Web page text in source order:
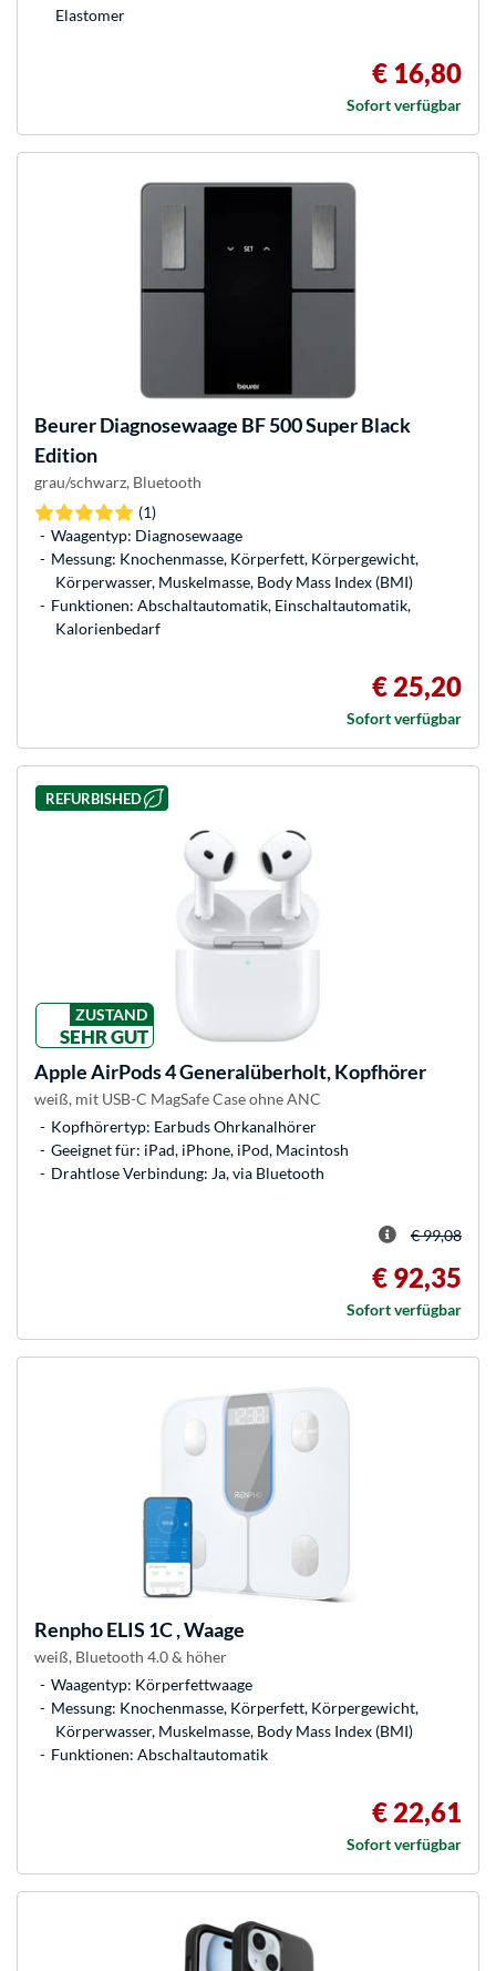
Elastomer
€ 16,80
Sofort verfügbar
BeurerDiagnosewaage BF 500 Super Black
Edition
grau/schwarz, Bluetooth
(1)
Waagentyp: Diagnosewaage
Messung: Knochenmasse, Körperfett, Körpergewicht,
Körperwasser, Muskelmasse, Body Mass Index (BMI)
Funktionen: Abschaltautomatik, Einschaltautomatik,
Kalorienbedarf
€ 25,20
Sofort verfügbar
REFURBISHED
ZUSTAND
SEHR GUT
AppleAirPods 4 Generalüberholt, Kopfhörer
weiß, mit USB-C MagSafe Case ohne ANC
Kopfhörertyp: Earbuds Ohrkanalhörer
Geeignet für: iPad, iPhone, iPod, Macintosh
Drahtlose Verbindung: Ja, via Bluetooth
€ 99,08
€ 92,35
Sofort verfügbar
RenphoELIS 1C , Waage
weiß, Bluetooth 4.0 & höher
Waagentyp: Körperfettwaage
Messung: Knochenmasse, Körperfett, Körpergewicht,
Körperwasser, Muskelmasse, Body Mass Index (BMI)
Funktionen: Abschaltautomatik
€ 22,61
Sofort verfügbar